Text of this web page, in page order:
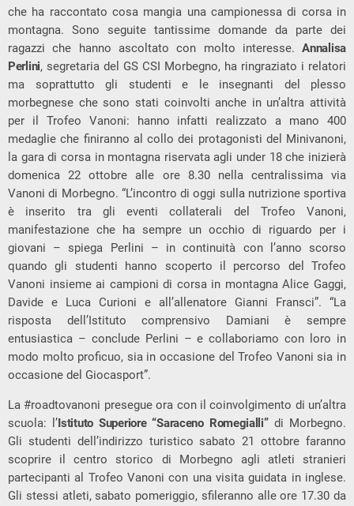
che ha raccontato cosa mangia una campionessa di corsa in
montagna. Sono seguite tantissime domande da parte dei
ragazzi che hanno ascoltato con molto interesse.Annalisa
Perlini, segretaria del GS CSI Morbegno, ha ringraziato i relatori
ma soprattutto gli studenti e le insegnanti del plesso
morbegnese che sono stati coinvolti anche in un’altra attività
per il Trofeo Vanoni: hanno infatti realizzato a mano 400
medaglie che finiranno al collo dei protagonisti del Minivanoni,
la gara di corsa in montagna riservata agli under 18 che inizierà
domenica 22 ottobre alle ore 8.30 nella centralissima via
Vanoni di Morbegno. “L’incontro di oggi sulla nutrizione sportiva
è inserito tra gli eventi collaterali del Trofeo Vanoni,
manifestazione che ha sempre un occhio di riguardo per i
giovani – spiega Perlini – in continuità con l’anno scorso
quando gli studenti hanno scoperto il percorso del Trofeo
Vanoni insieme ai campioni di corsa in montagna Alice Gaggi,
Davide e Luca Curioni e all’allenatore Gianni Fransci”. “La
risposta dell’Istituto comprensivo Damiani è sempre
entusiastica – conclude Perlini – e collaboriamo con loro in
modo molto proficuo, sia in occasione del Trofeo Vanoni sia in
occasione del Giocasport”.
La #roadtovanoni presegue ora con il coinvolgimento di un’altra
scuola: l’Istituto Superiore “Saraceno Romegialli” di Morbegno.
Gli studenti dell’indirizzo turistico sabato 21 ottobre faranno
scoprire il centro storico di Morbegno agli atleti stranieri
partecipanti al Trofeo Vanoni con una visita guidata in inglese.
Gli stessi atleti, sabato pomeriggio, sfileranno alle ore 17.30 da